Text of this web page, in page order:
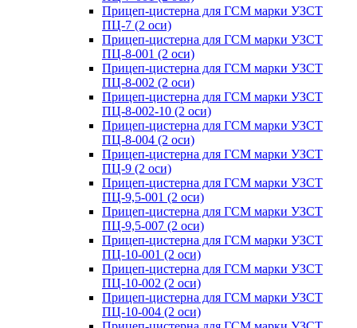
Прицеп-цистерна для ГСМ марки УЗСТ
ПЦ-7 (2 оси)
Прицеп-цистерна для ГСМ марки УЗСТ
ПЦ-8-001 (2 оси)
Прицеп-цистерна для ГСМ марки УЗСТ
ПЦ-8-002 (2 оси)
Прицеп-цистерна для ГСМ марки УЗСТ
ПЦ-8-002-10 (2 оси)
Прицеп-цистерна для ГСМ марки УЗСТ
ПЦ-8-004 (2 оси)
Прицеп-цистерна для ГСМ марки УЗСТ
ПЦ-9 (2 оси)
Прицеп-цистерна для ГСМ марки УЗСТ
ПЦ-9,5-001 (2 оси)
Прицеп-цистерна для ГСМ марки УЗСТ
ПЦ-9,5-007 (2 оси)
Прицеп-цистерна для ГСМ марки УЗСТ
ПЦ-10-001 (2 оси)
Прицеп-цистерна для ГСМ марки УЗСТ
ПЦ-10-002 (2 оси)
Прицеп-цистерна для ГСМ марки УЗСТ
ПЦ-10-004 (2 оси)